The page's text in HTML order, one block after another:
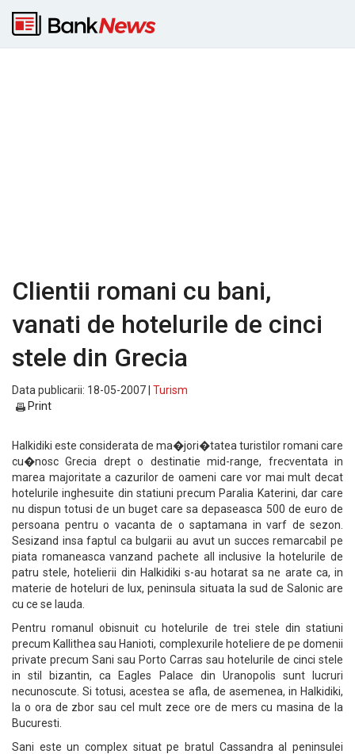
Clientii romani cu bani,
vanati de hotelurile de cinci
stele din Grecia
Data publicarii: 18-05-2007 | Turism
Print
Halkidiki este considerata de ma�jori�tatea turistilor romani care
cu�nosc Grecia drept o destinatie mid-range, frecventata in
marea majoritate a cazurilor de oameni care vor mai mult decat
hotelurile inghesuite din statiuni precum Paralia Katerini, dar care
nu dispun totusi de un buget care sa depaseasca 500 de euro de
persoana pentru o vacanta de o saptamana in varf de sezon.
Sesizand insa faptul ca bulgarii au avut un succes remarcabil pe
piata romaneasca vanzand pachete all inclusive la hotelurile de
patru stele, hotelierii din Halkidiki s-au hotarat sa ne arate ca, in
materie de hoteluri de lux, peninsula situata la sud de Salonic are
cu ce se lauda.
Pentru romanul obisnuit cu hotelurile de trei stele din statiuni
precum Kallithea sau Hanioti, complexurile hoteliere de pe domenii
private precum Sani sau Porto Carras sau hotelurile de cinci stele
in stil bizantin, ca Eagles Palace din Uranopolis sunt lucruri
necunoscute. Si totusi, acestea se afla, de asemenea, in Halkidiki,
la o ora de zbor sau cel mult zece ore de mers cu masina de la
Bucuresti.
Sani este un complex situat pe bratul Cassandra al peninsulei